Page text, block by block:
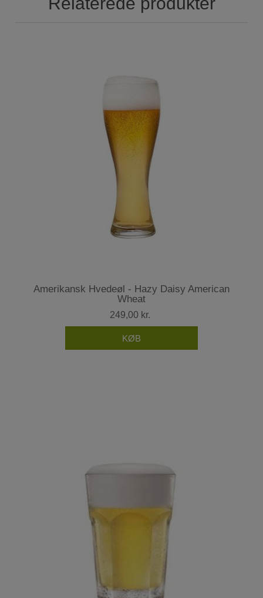
Amerikansk Hvedeøl - Hazy Daisy American
Wheat
249,00 kr.